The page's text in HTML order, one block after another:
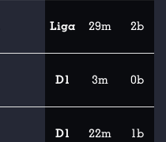
Liga 29m 2b
D1 3m 0b
D1 22m 1b